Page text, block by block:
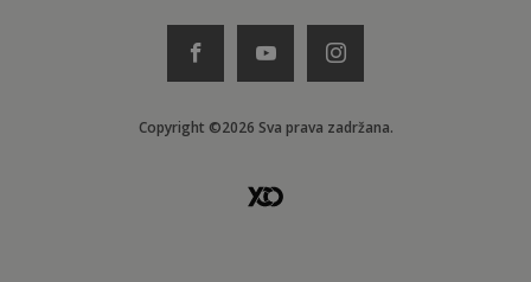
Copyright ©2026 Sva prava zadržana.